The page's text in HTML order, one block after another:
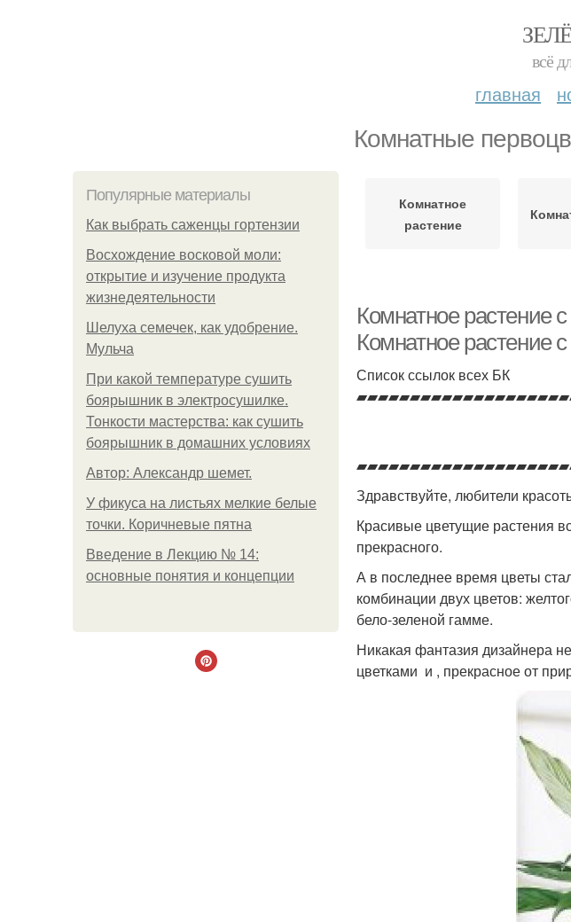
всё
главная
Комнатные
Популярные материалы
Как выбрать саженцы гортензии
Восхождение восковой моли:
открытие и изучение продукта
жизнедеятельности
Шелуха семечек, как удобрение.
Мульча
При какой температуре сушить
боярышник в электросушилке.
Тонкости мастерства: как сушить
боярышник в домашних условиях
Автор: Александр шемет.
У фикуса на листьях мелкие белые
точки. Коричневые пятна
Введение в Лекцию № 14:
основные понятия и концепции
Комнатное
растение
Комнатное
Комнатное растение
Список ссылок всех БК
Здравствуйте, любители
Красивые цветущие растения
прекрасного.
А в последнее время цветы
комбинации двух цветов:
бело-зеленой гамме.
Никакая фантазия дизайнера
цветками и , прекрасное от